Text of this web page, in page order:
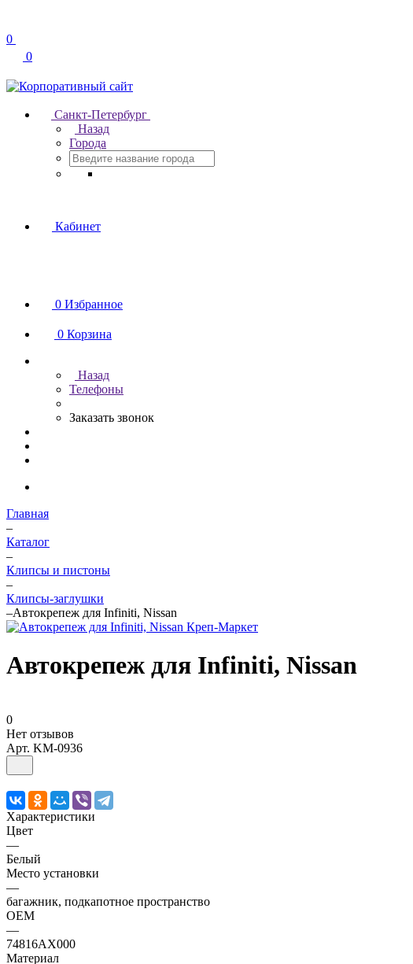
0
0
Санкт-Петербург
Назад
Города
Кабинет
0 Избранное
0 Корзина
Назад
Телефоны
Заказать звонок
Главная
–
Каталог
–
Клипсы и пистоны
–
Клипсы-заглушки
–Автокрепеж для Infiniti, Nissan
Автокрепеж для Infiniti, Nissan
0
Нет отзывов
Арт. KM-0936
Характеристики
Цвет
—
Белый
Место установки
—
багажник, подкапотное пространство
OEM
—
74816AX000
Материал